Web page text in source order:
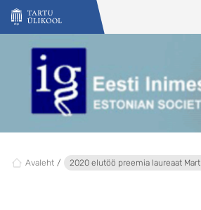
Liigu edasi põhisisu juurde
Avaleht 2020 elutöö preemia laureaat Mart